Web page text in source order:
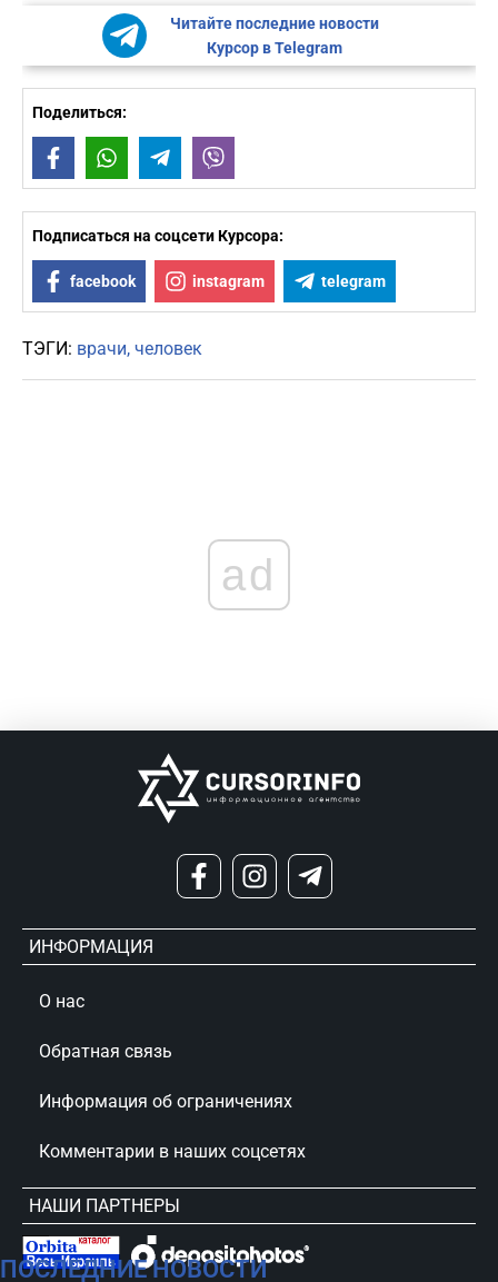
Читайте последние новости
Курсор в Telegram
Поделиться:
FacebookWhatsAppTelegram
Подписаться на соцсети Курсора:
facebook instagram telegram
ТЭГИ: врачи человек
ПОСЛЕДНИЕ НОВОСТИ
ad
ИНФОРМАЦИЯ
О нас
Обратная связь
Информация об ограничениях
Комментарии в наших соцсетях
НАШИ ПАРТНЕРЫ